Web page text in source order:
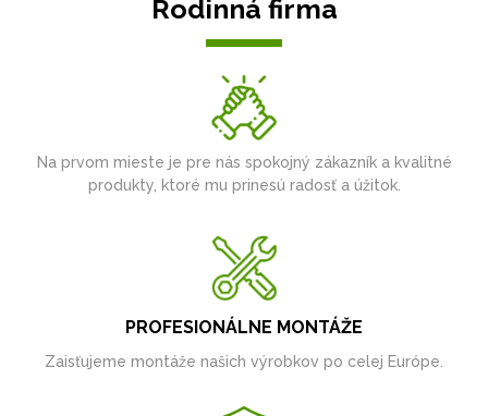
Rodinná firma
Na prvom mieste je pre nás spokojný zákazník a kvalitné
produkty, ktoré mu prinesú radosť a úžitok.
PROFESIONÁLNE MONTÁŽE
Zaisťujeme montáže našich výrobkov po celej Európe.